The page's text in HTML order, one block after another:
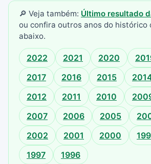
🔎 Veja também: Último resultado
ou confira outros anos do histórico
abaixo.
2022 2021 2020
2017
2016 2015
2012
2011 2010
2007
2006 2005
2002
2001 2000
1997
1996